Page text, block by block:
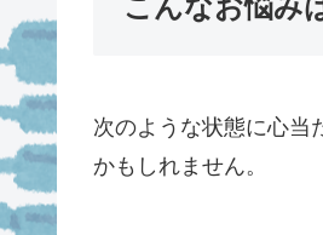
こんなお悩み
次のような状態に心当
かもしれません。